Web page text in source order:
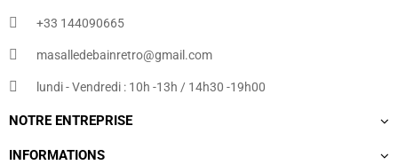
+33 144090665​
masalledebainretro@gmail.com
lundi - Vendredi : 10h -13h / 14h30 -19h00
NOTRE ENTREPRISE
INFORMATIONS